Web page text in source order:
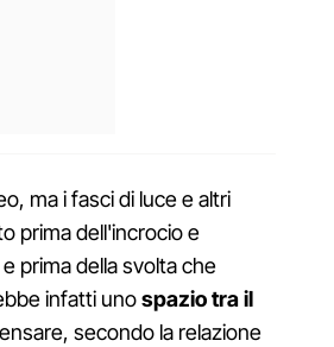
ma i fasci di luce e altri
prima dell'incrocio e
prima della svolta che
infatti unospazio tra il
secondo la relazione